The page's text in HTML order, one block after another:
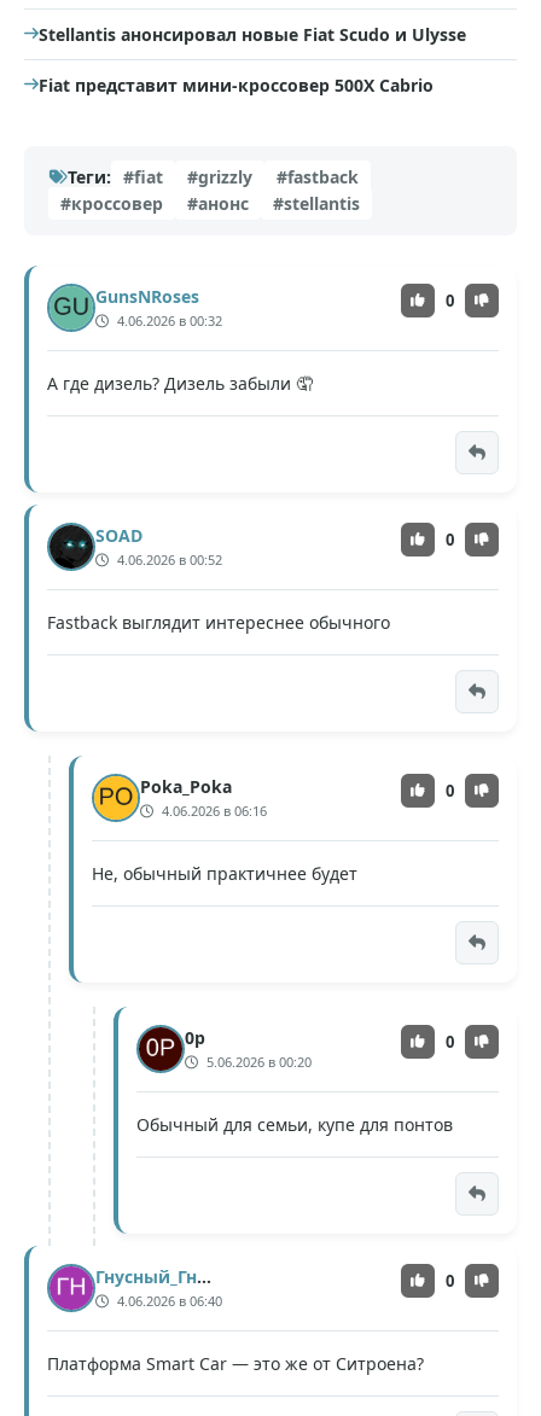
Stellantis анонсировал новые Fiat Scudo и Ulysse
Fiat представит мини-кроссовер 500X Cabrio
Теги: #fiat #grizzly
#fastback
#кроссовер
#анонс #stellantis
GunsNRoses
4.06.2026 в 00:32
0
А где дизель? Дизель забыли 🤦
SOAD
4.06.2026 в 00:52
0
Fastback выглядит интереснее обычного
Poka_Poka
4.06.2026 в 06:16
0
Не, обычный практичнее будет
0p
5.06.2026 в 00:20
0
Обычный для семьи, купе для понтов
Гнусный_Гном
4.06.2026 в 06:40
0
Платформа Smart Car — это же от Ситроена?